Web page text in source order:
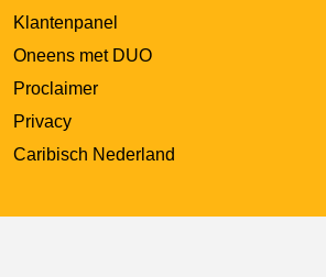
Klantenpanel
Oneens met DUO
Proclaimer
Privacy
Caribisch Nederland